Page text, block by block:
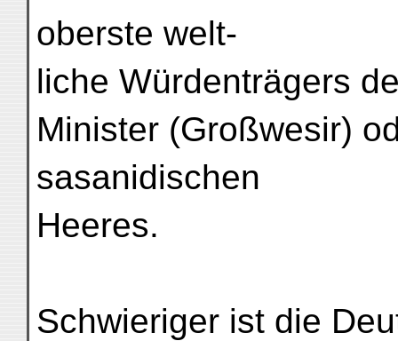
oberste welt-
liche Würdenträgers
Minister (Großwesir)
sasanidischen
Heeres.
Schwieriger ist die